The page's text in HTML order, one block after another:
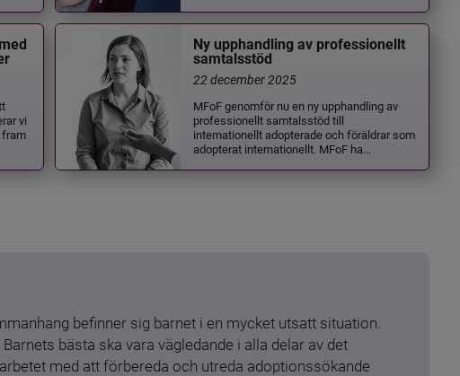
vi
fram
Ny upphandling av professionellt
samtalsstöd
22 december 2025
MFoF genomför nu en ny upphandling av
professionellt samtalsstöd till
internationellt adopterade och föräldrar som
adopterat internationellt. MFoF ha...
befinner sig barnet i en mycket utsatt situation.
bästa ska vara vägledande i alla delar av det
med att förbereda och utreda adoptionssökande